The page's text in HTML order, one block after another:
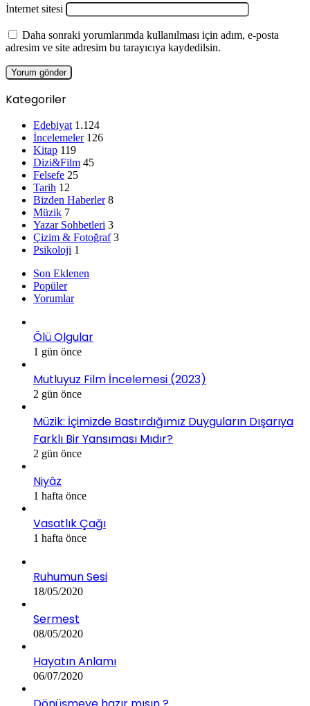
İnternet sitesi
Daha sonraki yorumlarımda kullanılması için adım, e-posta
adresim ve site adresim bu tarayıcıya kaydedilsin.
Kategoriler
Edebiyat 1.124
İncelemeler 126
Kitap 119
Dizi&Film 45
Felsefe 25
Tarih 12
Bizden Haberler 8
Müzik 7
Yazar Sohbetleri 3
Çizim & Fotoğraf 3
Psikoloji 1
Son Eklenen
Popüler
Yorumlar
Ölü Olgular
1 gün önce
Mutluyuz Film İncelemesi (2023)
2 gün önce
Müzik: İçimizde Bastırdığımız Duyguların Dışarıya
Farklı Bir Yansıması Mıdır?
2 gün önce
Niyâz
1 hafta önce
Vasatlık Çağı
1 hafta önce
Ruhumun Sesi
18/05/2020
Sermest
08/05/2020
Hayatın Anlamı
06/07/2020